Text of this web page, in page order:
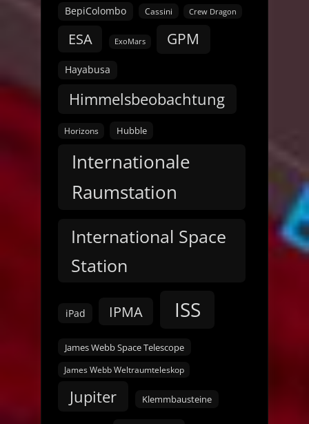
BepiColombo Cassini Crew Dragon
ESA ExoMars GPM
Hayabusa
Himmelsbeobachtung
Horizons Hubble
Internationale
Raumstation
International Space
Station
iPad IPMA ISS
James Webb Space Telescope
James Webb Weltraumteleskop
Jupiter Klemmbausteine